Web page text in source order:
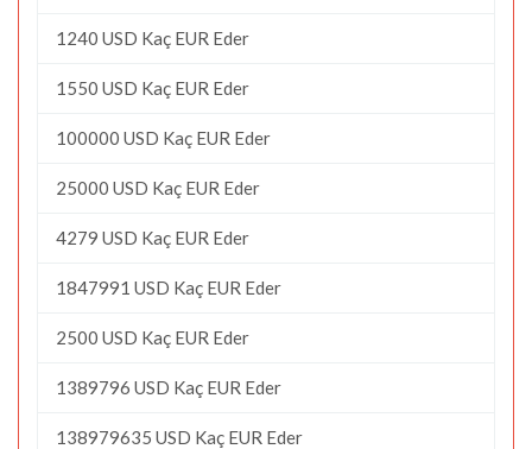
1240 USD Kaç EUR Eder
1550 USD Kaç EUR Eder
100000 USD Kaç EUR Eder
25000 USD Kaç EUR Eder
4279 USD Kaç EUR Eder
1847991 USD Kaç EUR Eder
2500 USD Kaç EUR Eder
1389796 USD Kaç EUR Eder
138979635 USD Kaç EUR Eder